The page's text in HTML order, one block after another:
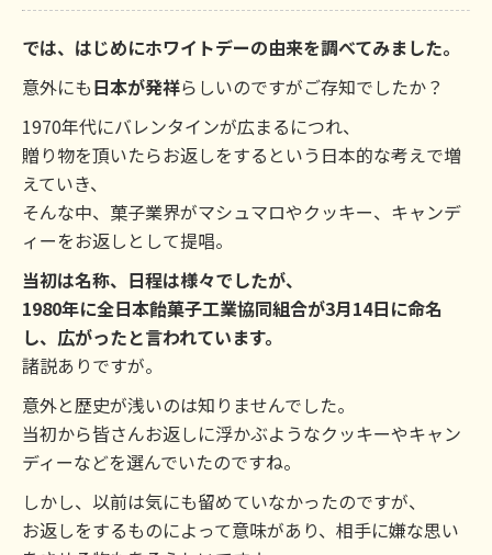
では、はじめにホワイトデーの由来を調べてみました。
意外にも日本が発祥らしいのですがご存知でしたか？
1970年代にバレンタインが広まるにつれ、
贈り物を頂いたらお返しをするという日本的な考えで増
えていき、
そんな中、菓子業界がマシュマロやクッキー、キャンデ
ィーをお返しとして提唱。
当初は名称、日程は様々でしたが、
1980年に全日本飴菓子工業協同組合が3月14日に命名
し、広がったと言われています。
諸説ありですが。
意外と歴史が浅いのは知りませんでした。
当初から皆さんお返しに浮かぶようなクッキーやキャン
ディーなどを選んでいたのですね。
しかし、以前は気にも留めていなかったのですが、
お返しをするものによって意味があり、相手に嫌な思い